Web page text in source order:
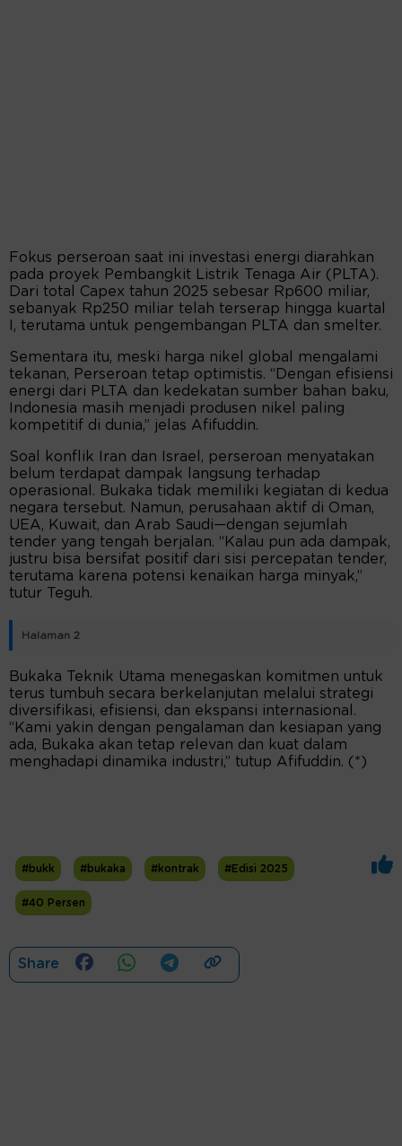
Fokus perseroan saat ini investasi energi diarahkan
pada proyek Pembangkit Listrik Tenaga Air (PLTA).
Dari total Capex tahun 2025 sebesar Rp600 miliar,
sebanyak Rp250 miliar telah terserap hingga kuartal
I, terutama untuk pengembangan PLTA dan smelter.
Sementara itu, meski harga nikel global mengalami
tekanan, Perseroan tetap optimistis. “Dengan efisiensi
energi dari PLTA dan kedekatan sumber bahan baku,
Indonesia masih menjadi produsen nikel paling
kompetitif di dunia,” jelas Afifuddin.
Soal konflik Iran dan Israel, perseroan menyatakan
belum terdapat dampak langsung terhadap
operasional. Bukaka tidak memiliki kegiatan di kedua
negara tersebut. Namun, perusahaan aktif di Oman,
UEA, Kuwait, dan Arab Saudi—dengan sejumlah
tender yang tengah berjalan. “Kalau pun ada dampak,
justru bisa bersifat positif dari sisi percepatan tender,
terutama karena potensi kenaikan harga minyak,”
tutur Teguh.
Halaman 2
Bukaka Teknik Utama menegaskan komitmen untuk
terus tumbuh secara berkelanjutan melalui strategi
diversifikasi, efisiensi, dan ekspansi internasional.
“Kami yakin dengan pengalaman dan kesiapan yang
ada, Bukaka akan tetap relevan dan kuat dalam
menghadapi dinamika industri,” tutup Afifuddin. (*)
#bukk #bukaka #kontrak #Edisi 2025
#40 Persen
Share